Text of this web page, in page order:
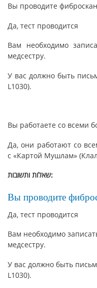
Вы проводите
Да, тест проводится
Вам необходимо
медсестру.
У вас должно быть
L1030).
Вы работаете со всеми
Да, они работают со
с «Картой Мушлам»
שאלות ותשובות:
Вы проводите
Да, тест проводится
Вам необходимо
медсестру.
У вас должно быть
L1030).